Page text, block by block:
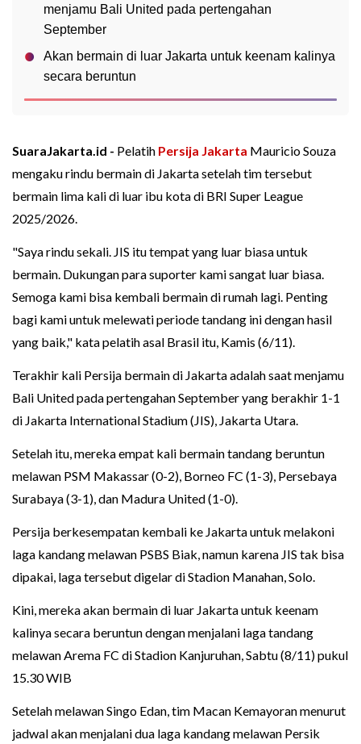
menjamu Bali United pada pertengahan
September
Akan bermain di luar Jakarta untuk keenam kalinya
secara beruntun
SuaraJakarta.id - Pelatih Persija Jakarta Mauricio Souza
mengaku rindu bermain di Jakarta setelah tim tersebut
bermain lima kali di luar ibu kota di BRI Super League
2025/2026.
"Saya rindu sekali. JIS itu tempat yang luar biasa untuk
bermain. Dukungan para suporter kami sangat luar biasa.
Semoga kami bisa kembali bermain di rumah lagi. Penting
bagi kami untuk melewati periode tandang ini dengan hasil
yang baik," kata pelatih asal Brasil itu, Kamis (6/11).
Terakhir kali Persija bermain di Jakarta adalah saat menjamu
Bali United pada pertengahan September yang berakhir 1-1
di Jakarta International Stadium (JIS), Jakarta Utara.
Setelah itu, mereka empat kali bermain tandang beruntun
melawan PSM Makassar (0-2), Borneo FC (1-3), Persebaya
Surabaya (3-1), dan Madura United (1-0).
Persija berkesempatan kembali ke Jakarta untuk melakoni
laga kandang melawan PSBS Biak, namun karena JIS tak bisa
dipakai, laga tersebut digelar di Stadion Manahan, Solo.
Kini, mereka akan bermain di luar Jakarta untuk keenam
kalinya secara beruntun dengan menjalani laga tandang
melawan Arema FC di Stadion Kanjuruhan, Sabtu (8/11) pukul
15.30 WIB
Setelah melawan Singo Edan, tim Macan Kemayoran menurut
jadwal akan menjalani dua laga kandang melawan Persik